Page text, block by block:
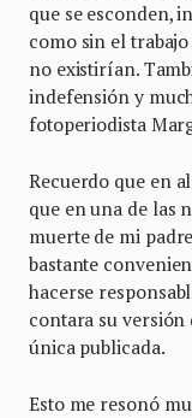
que se esconden,
como sin el
no existirían.
indefensión y
fotoperiodista
Recuerdo que en
que en una de las
muerte de mi
bastante
hacerse
contara su versión
única publicada.
Esto me resonó